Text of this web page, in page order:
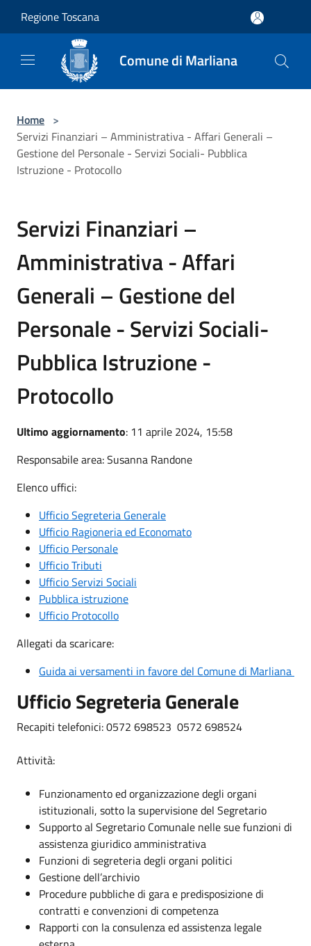
Regione Toscana
Comune di Marliana
Home >
Servizi Finanziari – Amministrativa - Affari Generali –
Gestione del Personale - Servizi Sociali- Pubblica
Istruzione - Protocollo
Servizi Finanziari –
Amministrativa - Affari
Generali – Gestione del
Personale - Servizi Sociali-
Pubblica Istruzione -
Protocollo
Ultimo aggiornamento: 11 aprile 2024, 15:58
Responsabile area: Susanna Randone
Elenco uffici:
Ufficio Segreteria Generale
Ufficio Ragioneria ed Economato
Ufficio Personale
Ufficio Tributi
Ufficio Servizi Sociali
Pubblica istruzione
Ufficio Protocollo
Allegati da scaricare:
Guida ai versamenti in favore del Comune di Marliana
Ufficio Segreteria Generale
Recapiti telefonici: 0572 698523 0572 698524
Attività:
Funzionamento ed organizzazione degli organi
istituzionali, sotto la supervisione del Segretario
Supporto al Segretario Comunale nelle sue funzioni di
assistenza giuridico amministrativa
Funzioni di segreteria degli organi politici
Gestione dell’archivio
Procedure pubbliche di gara e predisposizione di
contratti e convenzioni di competenza
Rapporti con la consulenza ed assistenza legale